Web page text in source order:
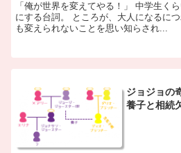
「俺が世界を変えてやる！」 中学生く
にする台詞。 ところが、大人になるに
も変えられないことを思い知らされ...
ジョジョの
養子と相続